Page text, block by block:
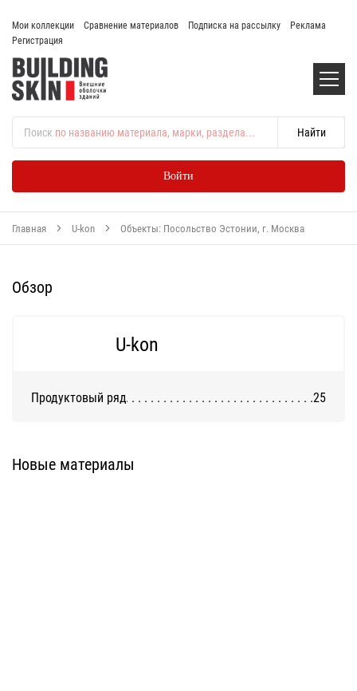
Мои коллекции Сравнение материалов Подписка на рассылку
Реклама
Регистрация
Поиск по названию материала, марки, раздела...
Войти
Главная U-kon Объекты: Посольство Эстонии, г. Москва
Обзор
U-kon
Продуктовый ряд 25
Новые материалы